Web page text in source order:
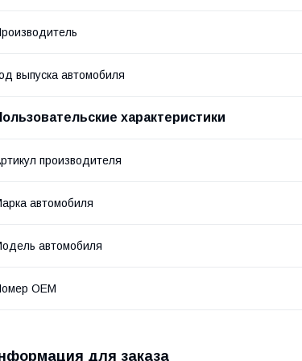
выпуска автомобиля
характеристики
производителя
автомобиля
автомобиля
OEM
для заказа